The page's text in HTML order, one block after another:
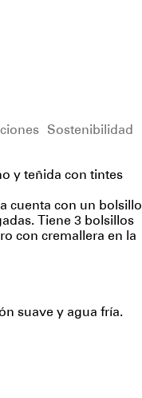
Sostenibilidad
y teñida con tintes
cuenta con un bolsillo
Tiene 3 bolsillos
con cremallera en la
suave y agua fría.